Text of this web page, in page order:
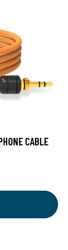
CABLE